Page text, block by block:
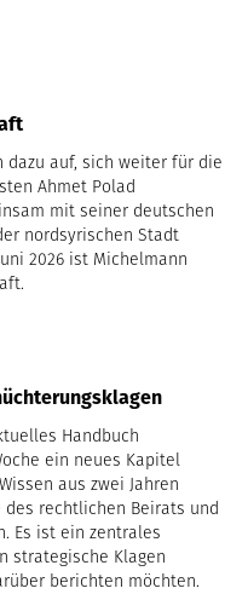
auf, sich weiter für die
Ahmet Polad
mit seiner deutschen
nordsyrischen Stadt
2026 ist Michelmann
Handbuch
ein neues Kapitel
aus zwei Jahren
des rechtlichen Beirats und
Es ist ein zentrales
strategische Klagen
berichten möchten.